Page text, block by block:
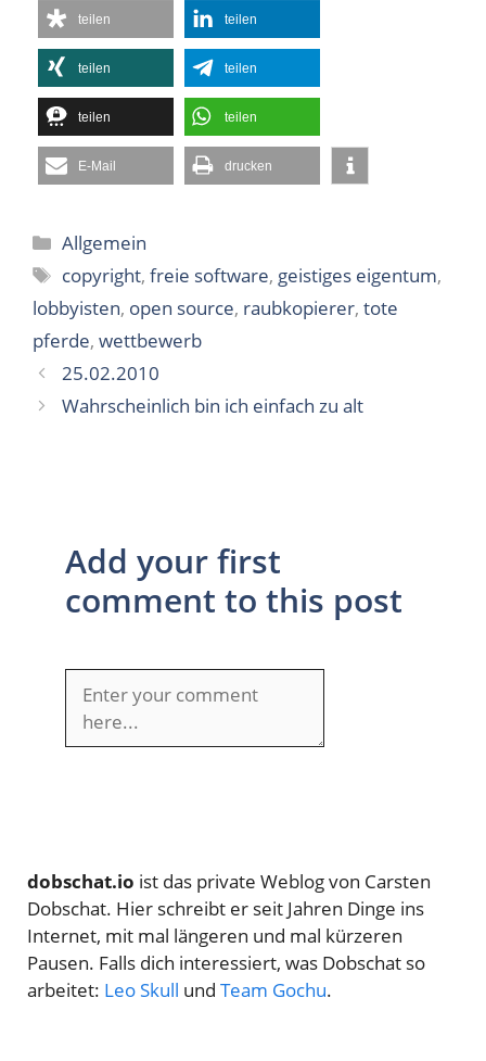
teilen teilen
teilen teilen
teilen teilen
E-Mail drucken
Kategorien
Allgemein
Schlagwörter
copyright,freie software, geistiges eigentum,
lobbyisten, open source, raubkopierer, tote
pferde, wettbewerb
25.02.2010
Wahrscheinlich bin ich einfach zu alt
Add your first
comment to this post
dobschat.io ist das private Weblog von Carsten
Dobschat. Hier schreibt er seit Jahren Dinge ins
Internet, mit mal längeren und mal kürzeren
Pausen. Falls dich interessiert, was Dobschat so
arbeitet: Leo Skull und Team Gochu.